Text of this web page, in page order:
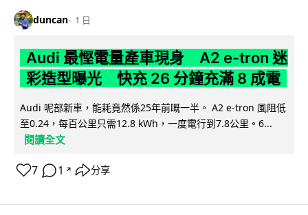
duncan 1 日
Audi 最慳電量產車現身 A2 e-tron 迷
彩造型曝光 快充 26 分鐘充滿 8 成電
Audi 呢部新車，能耗竟然係25年前嘅一半。 A2 e-tron 風阻低
至0.24，每百公里只需12.8 kWh，一度電行到7.8公里。6...
閱讀全文
7 1 ↗ 分享